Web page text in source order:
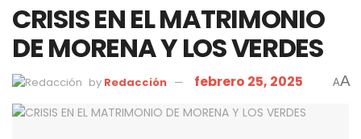
CRISIS EN EL MATRIMONIO
DE MORENA Y LOS VERDES
by Redacción febrero 25, 2025 AA